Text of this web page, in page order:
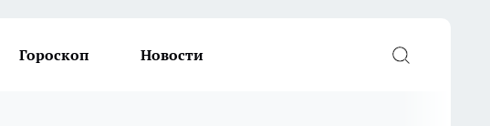
Гороскоп Новости